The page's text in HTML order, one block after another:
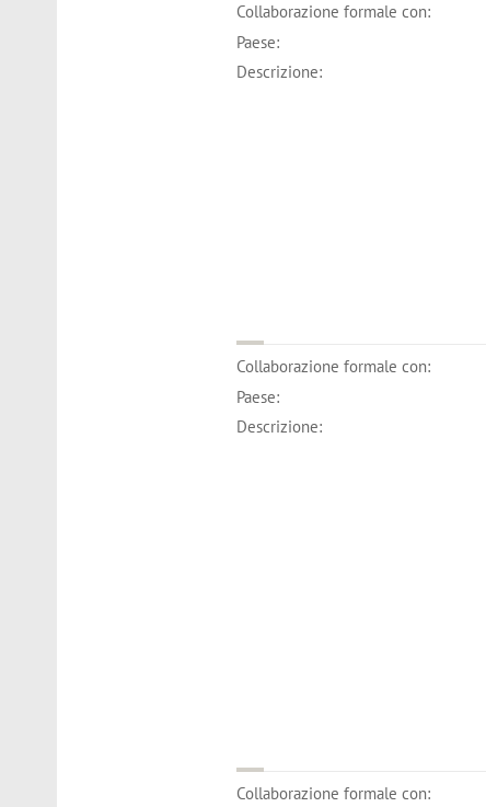
Collaborazione formale con:
Paese:
Descrizione:
Collaborazione formale con:
Paese:
Descrizione:
Collaborazione formale con: